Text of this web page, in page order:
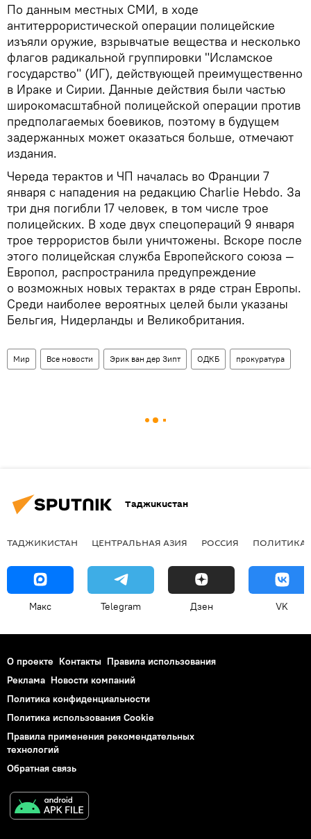
По данным местных СМИ, в ходе
антитеррористической операции полицейские
изъяли оружие, взрывчатые вещества и несколько
флагов радикальной группировки "Исламское
государство" (ИГ), действующей преимущественно
в Ираке и Сирии. Данные действия были частью
широкомасштабной полицейской операции против
предполагаемых боевиков, поэтому в будущем
задержанных может оказаться больше, отмечают
издания.
Череда терактов и ЧП началась во Франции 7
января с нападения на редакцию Charlie Hebdo. За
три дня погибли 17 человек, в том числе трое
полицейских. В ходе двух спецопераций 9 января
трое террористов были уничтожены. Вскоре после
этого полицейская служба Европейского союза —
Европол, распространила предупреждение
о возможных новых терактах в ряде стран Европы.
Среди наиболее вероятных целей были указаны
Бельгия, Нидерланды и Великобритания.
Мир Все новости Эрик ван дер Зипт ОДКБ прокуратура
Таджикистан
ТАДЖИКИСТАН ЦЕНТРАЛЬНАЯ АЗИЯ РОССИЯ ПОЛИТИКА
Макс Telegram Дзен VK
О проекте Контакты Правила использования
Реклама Новости компаний
Политика конфиденциальности
Политика использования Cookie
Правила применения рекомендательных
технологий
Обратная связь